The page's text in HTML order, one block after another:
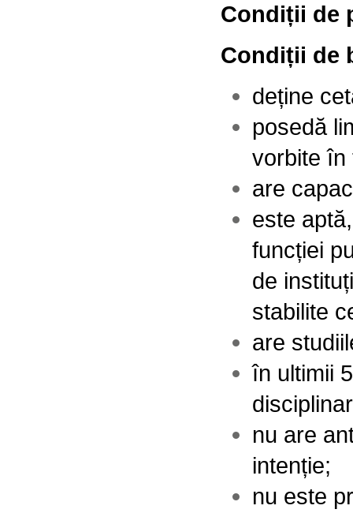
Condiții de
Condiții de
deține
posedă
vorbite în
are
este
funcției
de
stabilite
are
în ultimii
nu are
intenție;
nu este